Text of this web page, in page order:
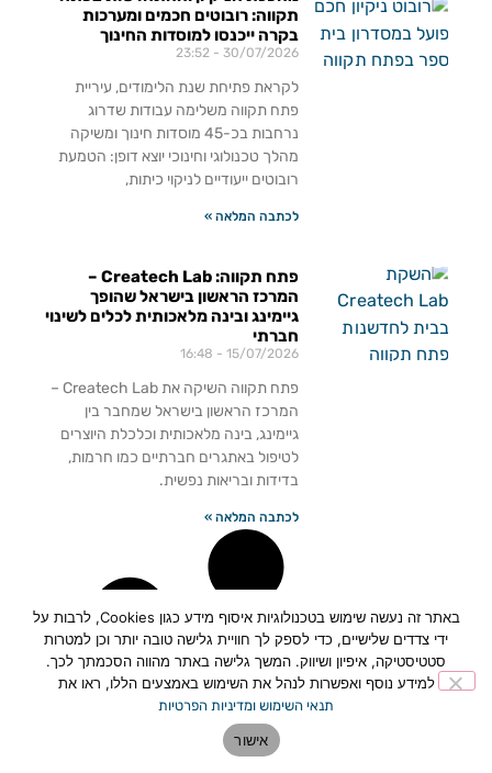
תקווה: רובוטים חכמים ומערכות
בקרה ייכנסו למוסדות החינוך
30/07/2026
לקראת פתיחת שנת הלימודים, עיריית
פתח תקווה משלימה עבודות שדרוג
נרחבות בכ-45 מוסדות חינוך ומשיקה
מהלך טכנולוגי וחינוכי יוצא דופן: הטמעת
רובוטים ייעודיים לניקוי כיתות,
לכתבה המלאה »
פתח תקווה: Createch Lab –
המרכז הראשון בישראל שהופך
גיימינג ובינה מלאכותית לכלים לשינוי
חברתי
15/07/2026
פתח תקווה השיקה את Createch Lab –
המרכז הראשון בישראל שמחבר בין
גיימינג, בינה מלאכותית וכלכלת היוצרים
לטיפול באתגרים חברתיים כמו חרמות,
בדידות ובריאות נפשית.
לכתבה המלאה »
באתר זה נעשה שימוש בטכנולוגיות איסוף מידע כגון Cookies, לרבות על
ידי צדדים שלישיים, כדי לספק לך חוויית גלישה טובה יותר וכן למטרות
סטטיסטיקה, איפיון ושיווק. המשך גלישה באתר מהווה הסכמתך לכך.
למידע נוסף ואפשרות לנהל את השימוש באמצעים הללו, ראו את
תנאי השימוש ומדיניות הפרטיות
אישור